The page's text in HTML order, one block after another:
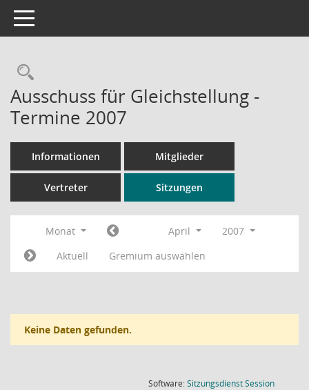
Toggle navigation
Rechercheauswahl
Ausschuss für Gleichstellung -
Termine 2007
Informationen Mitglieder
Vertreter Sitzungen
Monat April
2007
Aktuell
Gremium auswählen
Keine Daten gefunden.
Software:SitzungsdienstSession(Wird in